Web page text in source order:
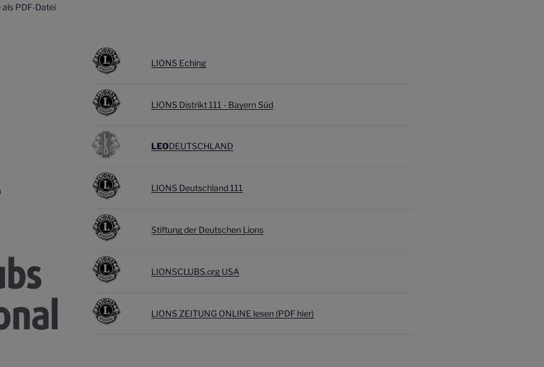
PDF-Datei
LIONS Eching
LIONS Distrikt 111 - Bayern Süd
LEODEUTSCHLAND
LIONS Deutschland 111
Stiftung der Deutschen Lions
LIONSCLUBS.org USA
L IONS ZEITUNG ONLINE lesen (PDF hier)